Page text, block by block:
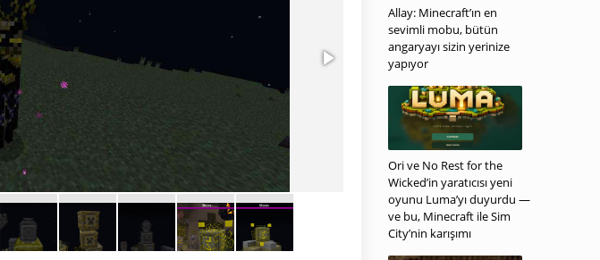
Allay: Minecraft’ın en
sevimli mobu, bütün
angaryayı sizin yerinize
yapıyor
Ori ve No Rest for the
Wicked’in yaratıcısı yeni
oyunu Luma’yı duyurdu —
ve bu, Minecraft ile Sim
City’nin karışımı